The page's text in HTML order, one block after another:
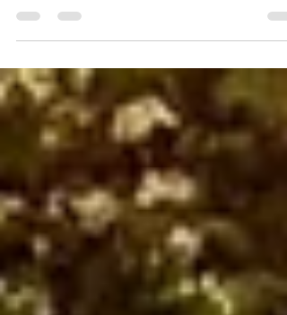
Rolluik openen: Voordat het onweer begint,